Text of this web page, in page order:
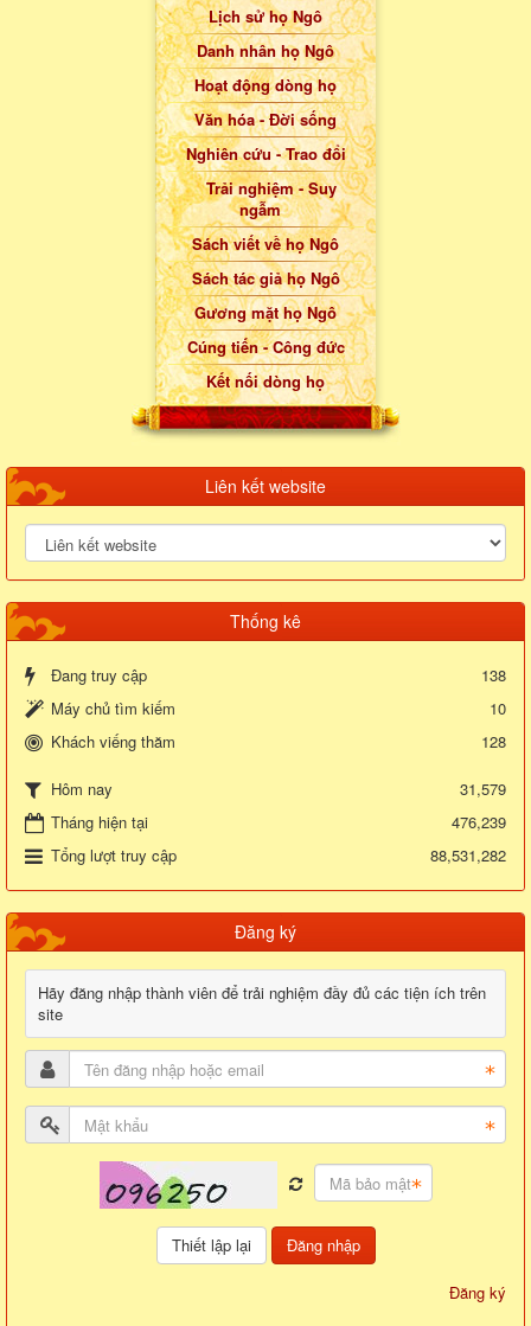
Lịch sử họ Ngô
Danh nhân họ Ngô
Hoạt động dòng họ
Văn hóa - Đời sống
Nghiên cứu - Trao đổi
Trải nghiệm - Suy
ngẫm
Sách viết về họ Ngô
Sách tác giả họ Ngô
Gương mặt họ Ngô
Cúng tiến - Công đức
Kết nối dòng họ
Liên kết website
Thống kê
Đang truy cập
138
Máy chủ tìm kiếm
10
Khách viếng thăm
128
Hôm nay
31,579
Tháng hiện tại
476,239
Tổng lượt truy cập
88,531,282
Đăng ký
Hãy đăng nhập thành viên để trải nghiệm đầy đủ các tiện ích trên
site
Đăng nhập
Đăng ký